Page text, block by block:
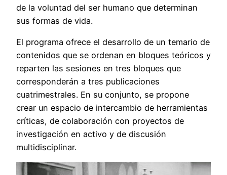
de la voluntad del ser humano que determinan
sus formas de vida.
El programa ofrece el desarrollo de un temario de
contenidos que se ordenan en bloques teóricos y
reparten las sesiones en tres bloques que
corresponderán a tres publicaciones
cuatrimestrales. En su conjunto, se propone
crear un espacio de intercambio de herramientas
críticas, de colaboración con proyectos de
investigación en activo y de discusión
multidisciplinar.